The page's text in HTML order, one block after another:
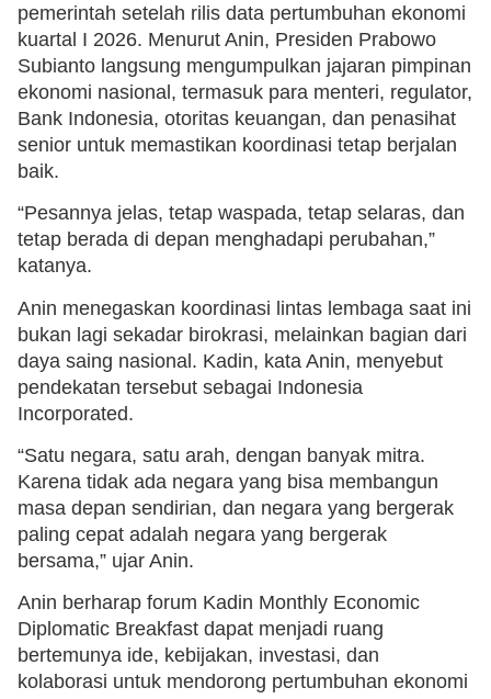
pemerintah setelah rilis data pertumbuhan ekonomi
kuartal I 2026. Menurut Anin, Presiden Prabowo
Subianto langsung mengumpulkan jajaran pimpinan
ekonomi nasional, termasuk para menteri, regulator,
Bank Indonesia, otoritas keuangan, dan penasihat
senior untuk memastikan koordinasi tetap berjalan
baik.
“Pesannya jelas, tetap waspada, tetap selaras, dan
tetap berada di depan menghadapi perubahan,”
katanya.
Anin menegaskan koordinasi lintas lembaga saat ini
bukan lagi sekadar birokrasi, melainkan bagian dari
daya saing nasional. Kadin, kata Anin, menyebut
pendekatan tersebut sebagai Indonesia
Incorporated.
“Satu negara, satu arah, dengan banyak mitra.
Karena tidak ada negara yang bisa membangun
masa depan sendirian, dan negara yang bergerak
paling cepat adalah negara yang bergerak
bersama,” ujar Anin.
Anin berharap forum Kadin Monthly Economic
Diplomatic Breakfast dapat menjadi ruang
bertemunya ide, kebijakan, investasi, dan
kolaborasi untuk mendorong pertumbuhan ekonomi